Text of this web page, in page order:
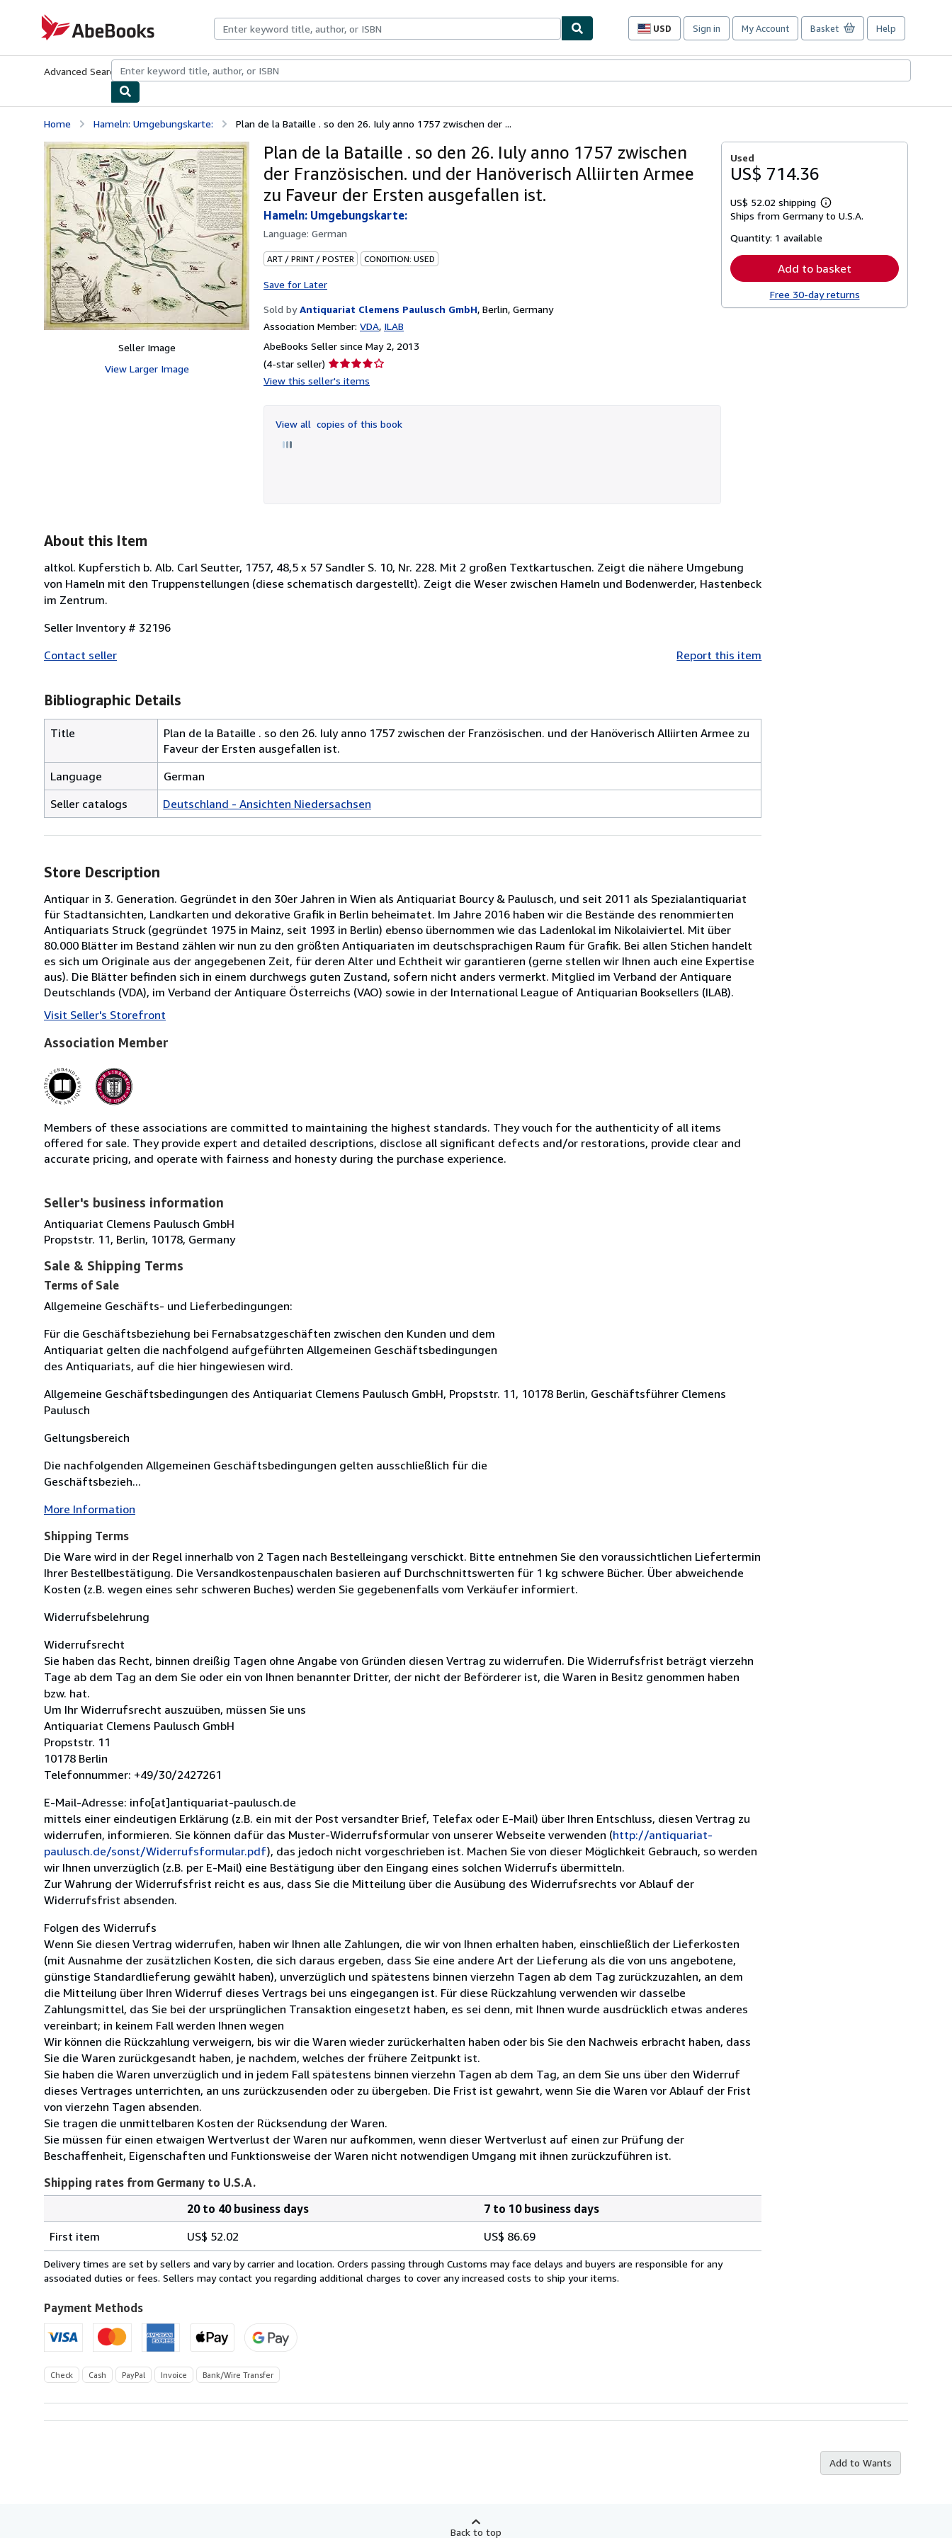
AbeBooks.com
USD
Site
preferences
Sign in My Account Basket Help
Advanced Search Browse CollectionsRare BooksArt & Collectibles
Home Hameln: Umgebungskarte: Plan de la Bataille . so den 26. Iuly anno 1757 zwischen der ...
Seller Image
View Larger Image
Plan de la Bataille . so den 26. Iuly anno 1757 zwischen
der Französischen. und der Hanöverisch Alliirten Armee
zu Faveur der Ersten ausgefallen ist.
Hameln: Umgebungskarte:
Language: German
ART / PRINT / POSTER CONDITION: USED
Save for Later
Sold by Antiquariat Clemens Paulusch GmbH, Berlin, Germany
Association Member: VDA ILAB
AbeBooks Seller since May 2, 2013
(4-star seller) Seller
rating
of
5
View this seller's items
View all copies of this book
Used
US$ 714.36
US$ 52.02 shipping
Learn
more
Ships from Germany to U.S.A.
Quantity: 1 available
Add to basket
Free 30-day returns
About this Item
altkol. Kupferstich b. Alb. Carl Seutter, 1757, 48,5 x 57 Sandler S. 10, Nr. 228. Mit 2 großen Textkartuschen. Zeigt die nähere Umgebung
von Hameln mit den Truppenstellungen (diese schematisch dargestellt). Zeigt die Weser zwischen Hameln und Bodenwerder, Hastenbeck
im Zentrum.
Seller Inventory # 32196
Contact seller
Report this item
Bibliographic Details
Title
Plan de la Bataille . so den 26. Iuly anno 1757 zwischen der Französischen. und der Hanöverisch Alliirten Armee zu
Faveur der Ersten ausgefallen ist.
Language
German
Seller catalogs
Deutschland - Ansichten Niedersachsen
Store Description
Antiquar in 3. Generation. Gegründet in den 30er Jahren in Wien als Antiquariat Bourcy & Paulusch, und seit 2011 als Spezialantiquariat
für Stadtansichten, Landkarten und dekorative Grafik in Berlin beheimatet. Im Jahre 2016 haben wir die Bestände des renommierten
Antiquariats Struck (gegründet 1975 in Mainz, seit 1993 in Berlin) ebenso übernommen wie das Ladenlokal im Nikolaiviertel. Mit über
80.000 Blätter im Bestand zählen wir nun zu den größten Antiquariaten im deutschsprachigen Raum für Grafik. Bei allen Stichen handelt
es sich um Originale aus der angegebenen Zeit, für deren Alter und Echtheit wir garantieren (gerne stellen wir Ihnen auch eine Expertise
aus). Die Blätter befinden sich in einem durchwegs guten Zustand, sofern nicht anders vermerkt. Mitglied im Verband der Antiquare
Deutschlands (VDA), im Verband der Antiquare Österreichs (VAO) sowie in der International League of Antiquarian Booksellers (ILAB).
Visit Seller's Storefront
Association Member
Members of these associations are committed to maintaining the highest standards. They vouch for the authenticity of all items
offered for sale. They provide expert and detailed descriptions, disclose all significant defects and/or restorations, provide clear and
accurate pricing, and operate with fairness and honesty during the purchase experience.
Seller's business information
Antiquariat Clemens Paulusch GmbH
Propststr. 11, Berlin, 10178, Germany
Sale & Shipping Terms
Terms of Sale
Allgemeine Geschäfts- und Lieferbedingungen:
Für die Geschäftsbeziehung bei Fernabsatzgeschäften zwischen den Kunden und dem
Antiquariat gelten die nachfolgend aufgeführten Allgemeinen Geschäftsbedingungen
des Antiquariats, auf die hier hingewiesen wird.
Allgemeine Geschäftsbedingungen des Antiquariat Clemens Paulusch GmbH, Propststr. 11, 10178 Berlin, Geschäftsführer Clemens
Paulusch
Geltungsbereich
Die nachfolgenden Allgemeinen Geschäftsbedingungen gelten ausschließlich für die
Geschäftsbezieh...
More Information
Shipping Terms
Die Ware wird in der Regel innerhalb von 2 Tagen nach Bestelleingang verschickt. Bitte entnehmen Sie den voraussichtlichen Liefertermin
Ihrer Bestellbestätigung. Die Versandkostenpauschalen basieren auf Durchschnittswerten für 1 kg schwere Bücher. Über abweichende
Kosten (z.B. wegen eines sehr schweren Buches) werden Sie gegebenenfalls vom Verkäufer informiert.
Widerrufsbelehrung
Widerrufsrecht
Sie haben das Recht, binnen dreißig Tagen ohne Angabe von Gründen diesen Vertrag zu widerrufen. Die Widerrufsfrist beträgt vierzehn
Tage ab dem Tag an dem Sie oder ein von Ihnen benannter Dritter, der nicht der Beförderer ist, die Waren in Besitz genommen haben
bzw. hat.
Um Ihr Widerrufsrecht auszuüben, müssen Sie uns
Antiquariat Clemens Paulusch GmbH
Propststr. 11
10178 Berlin
Telefonnummer: +49/30/2427261
E-Mail-Adresse: info[at]antiquariat-paulusch.de
mittels einer eindeutigen Erklärung (z.B. ein mit der Post versandter Brief, Telefax oder E-Mail) über Ihren Entschluss, diesen Vertrag zu
widerrufen, informieren. Sie können dafür das Muster-Widerrufsformular von unserer Webseite verwenden (http://antiquariat-
paulusch.de/sonst/Widerrufsformular.pdf), das jedoch nicht vorgeschrieben ist. Machen Sie von dieser Möglichkeit Gebrauch, so werden
wir Ihnen unverzüglich (z.B. per E-Mail) eine Bestätigung über den Eingang eines solchen Widerrufs übermitteln.
Zur Wahrung der Widerrufsfrist reicht es aus, dass Sie die Mitteilung über die Ausübung des Widerrufsrechts vor Ablauf der
Widerrufsfrist absenden.
Folgen des Widerrufs
Wenn Sie diesen Vertrag widerrufen, haben wir Ihnen alle Zahlungen, die wir von Ihnen erhalten haben, einschließlich der Lieferkosten
(mit Ausnahme der zusätzlichen Kosten, die sich daraus ergeben, dass Sie eine andere Art der Lieferung als die von uns angebotene,
günstige Standardlieferung gewählt haben), unverzüglich und spätestens binnen vierzehn Tagen ab dem Tag zurückzuzahlen, an dem
die Mitteilung über Ihren Widerruf dieses Vertrags bei uns eingegangen ist. Für diese Rückzahlung verwenden wir dasselbe
Zahlungsmittel, das Sie bei der ursprünglichen Transaktion eingesetzt haben, es sei denn, mit Ihnen wurde ausdrücklich etwas anderes
vereinbart; in keinem Fall werden Ihnen wegen
Wir können die Rückzahlung verweigern, bis wir die Waren wieder zurückerhalten haben oder bis Sie den Nachweis erbracht haben, dass
Sie die Waren zurückgesandt haben, je nachdem, welches der frühere Zeitpunkt ist.
Sie haben die Waren unverzüglich und in jedem Fall spätestens binnen vierzehn Tagen ab dem Tag, an dem Sie uns über den Widerruf
dieses Vertrages unterrichten, an uns zurückzusenden oder zu übergeben. Die Frist ist gewahrt, wenn Sie die Waren vor Ablauf der Frist
von vierzehn Tagen absenden.
Sie tragen die unmittelbaren Kosten der Rücksendung der Waren.
Sie müssen für einen etwaigen Wertverlust der Waren nur aufkommen, wenn dieser Wertverlust auf einen zur Prüfung der
Beschaffenheit, Eigenschaften und Funktionsweise der Waren nicht notwendigen Umgang mit ihnen zurückzuführen ist.
Shipping rates from Germany to U.S.A.
rates
from
Germany
U.S.A.
20 to 40 business days
7 to 10 business days
First item
US$ 52.02 US$ 86.69
Delivery times are set by sellers and vary by carrier and location. Orders passing through Customs may face delays and buyers are responsible for any
associated duties or fees. Sellers may contact you regarding additional charges to cover any increased costs to ship your items.
Payment Methods
Check Cash PayPal Invoice Bank/Wire Transfer
Add to Wants
Back to top